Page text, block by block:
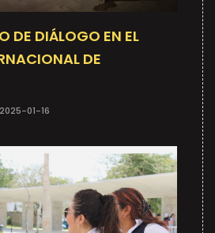
DE DIÁLOGO EN EL
DE
2025-01-16